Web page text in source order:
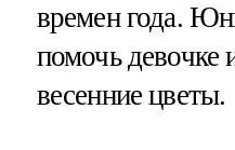
времен года.
помочь девочке
весенние цветы.